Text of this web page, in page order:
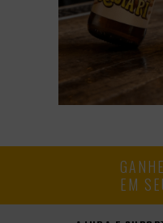
GANHE
EM